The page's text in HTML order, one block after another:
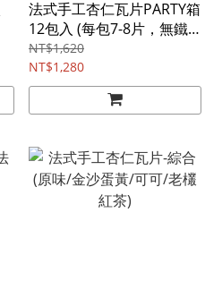
法式手工杏仁瓦片PARTY箱
12包入 (每包7-8片，無鐵
盒，免運）
NT$1,620
NT$1,280